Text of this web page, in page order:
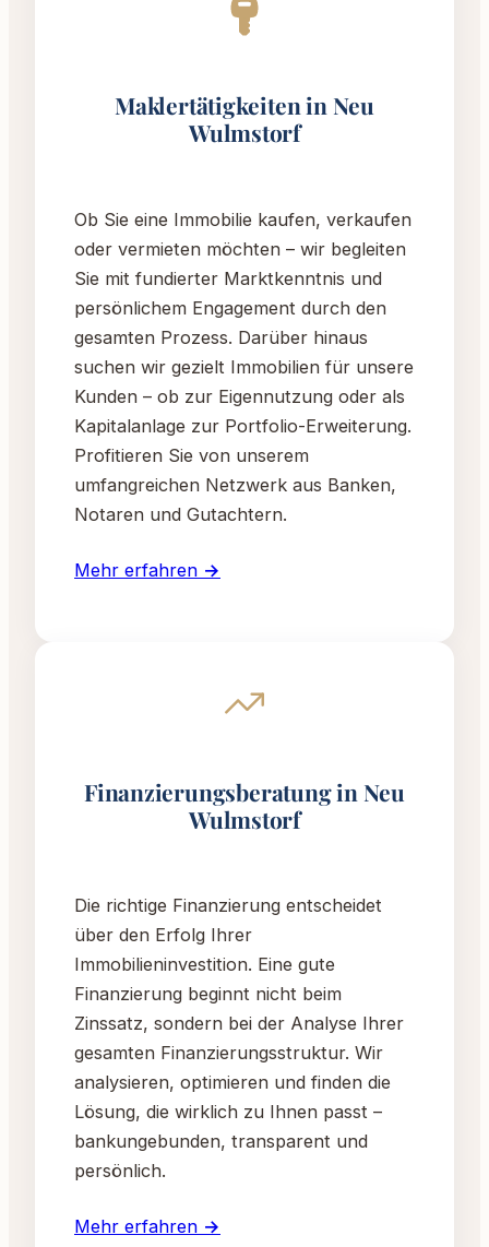
Maklertätigkeiten in Neu
Wulmstorf
Ob Sie eine Immobilie kaufen, verkaufen
oder vermieten möchten – wir begleiten
Sie mit fundierter Marktkenntnis und
persönlichem Engagement durch den
gesamten Prozess. Darüber hinaus
suchen wir gezielt Immobilien für unsere
Kunden – ob zur Eigennutzung oder als
Kapitalanlage zur Portfolio-Erweiterung.
Profitieren Sie von unserem
umfangreichen Netzwerk aus Banken,
Notaren und Gutachtern.
Mehr erfahren →
Finanzierungsberatung in Neu
Wulmstorf
Die richtige Finanzierung entscheidet
über den Erfolg Ihrer
Immobilieninvestition. Eine gute
Finanzierung beginnt nicht beim
Zinssatz, sondern bei der Analyse Ihrer
gesamten Finanzierungsstruktur. Wir
analysieren, optimieren und finden die
Lösung, die wirklich zu Ihnen passt –
bankungebunden, transparent und
persönlich.
Mehr erfahren →